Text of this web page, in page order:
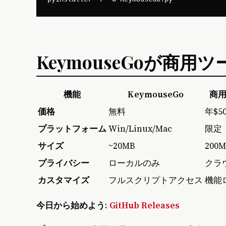
KeymouseGoが商用ツ
機能 KeymouseGo
商
価格
無料
年
プラットフォームWin/Linux/Mac
限定
サイズ
~20MB
プライバシー
ローカルのみ
クラ
カスタマイズ
フルスクリプトアクセス 機能
今日から始めよう: GitHub Releases